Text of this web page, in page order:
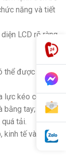
năng và tiết
LCD rõ ràng
thể được sử
lực kéo có thể
bằng tay;
tải.
kinh tế và thiết